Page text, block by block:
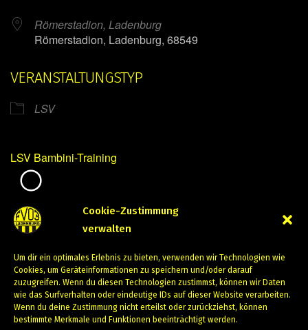
Cookie-Zustimmung
verwalten
Um dir ein optimales Erlebnis zu bieten, verwenden wir Technologien wie
Cookies, um Geräteinformationen zu speichern und/oder darauf
zuzugreifen. Wenn du diesen Technologien zustimmst, können wir Daten
wie das Surfverhalten oder eindeutige IDs auf dieser Website verarbeiten.
Wenn du deine Zustimmung nicht erteilst oder zurückziehst, können
bestimmte Merkmale und Funktionen beeinträchtigt werden.
Römerstadion, Ladenburg
Römerstadion, Ladenburg, 68549
VERANSTALTUNGSTYP
LSV
LSV Bambini-Training
März 21, 2024
PREVIOUS